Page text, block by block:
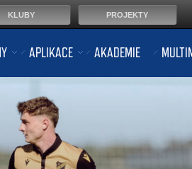
APLIKACE AKADEMIE
KLUBY PROJEKTY